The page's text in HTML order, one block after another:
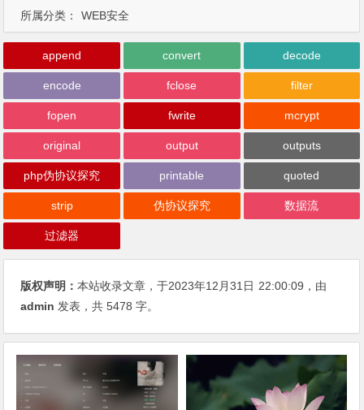
所属分类： WEB安全
append convert decode
encode fclose filter
fopen fwrite mcrypt
original output outputs
php伪协议探究 printable quoted
strip 伪协议探究 数据流
过滤器
版权声明：本站收录文章，于2023年12月31日 22:00:09 ，由
admin 发表，共 5478 字。